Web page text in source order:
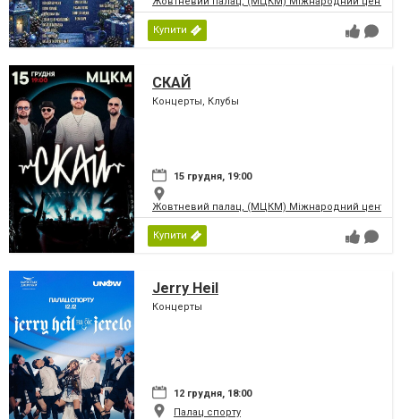
Купити
СКАЙ
Концерты, Клубы
15 грудня, 19:00
Жовтневий палац, (МЦКМ) Міжнародний центр
Купити
Jerry Heil
Концерты
12 грудня, 18:00
Палац спорту